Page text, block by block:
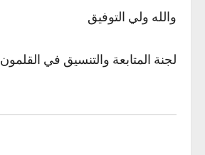
والله ولي التوفيق
لجنة المتابعة والتنسيق في القلمون